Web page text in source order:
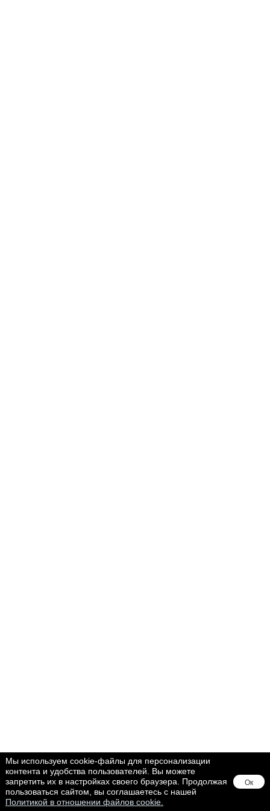
Мы используем cookie-файлы для персонализации
контента и удобства пользователей. Вы можете
запретить их в настройках своего браузера. Продолжая
пользоваться сайтом, вы соглашаетесь с нашей
Политикой в отношении файлов cookie.
Ок